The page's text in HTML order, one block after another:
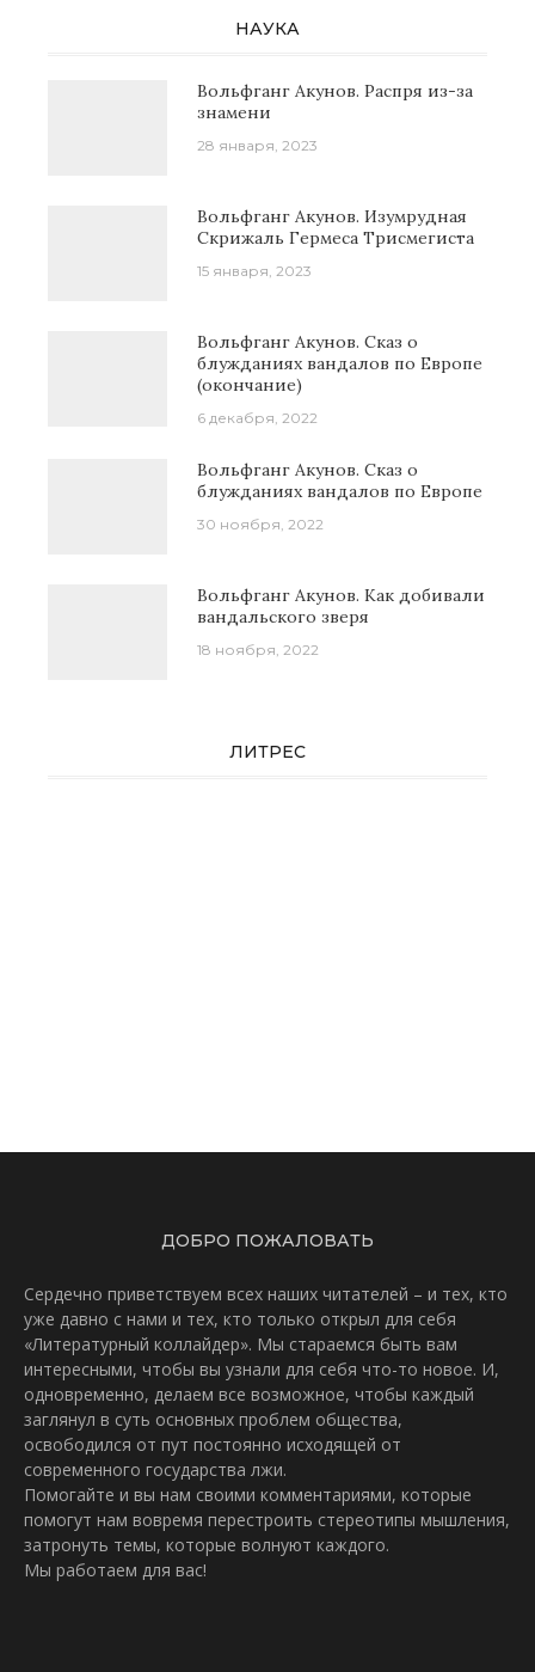
НАУКА
Вольфганг Акунов. Распря из-за
знамени
28 января, 2023
Вольфганг Акунов. Изумрудная
Скрижаль Гермеса Трисмегиста
15 января, 2023
Вольфганг Акунов. Сказ о
блужданиях вандалов по Европе
(окончание)
6 декабря, 2022
Вольфганг Акунов. Сказ о
блужданиях вандалов по Европе
30 ноября, 2022
Вольфганг Акунов. Как добивали
вандальского зверя
18 ноября, 2022
ЛИТРЕС
ДОБРО ПОЖАЛОВАТЬ
Сердечно приветствуем всех наших читателей – и тех, кто
уже давно с нами и тех, кто только открыл для себя
«Литературный коллайдер». Мы стараемся быть вам
интересными, чтобы вы узнали для себя что-то новое. И,
одновременно, делаем все возможное, чтобы каждый
заглянул в суть основных проблем общества,
освободился от пут постоянно исходящей от
современного государства лжи.
Помогайте и вы нам своими комментариями, которые
помогут нам вовремя перестроить стереотипы мышления,
затронуть темы, которые волнуют каждого.
Мы работаем для вас!